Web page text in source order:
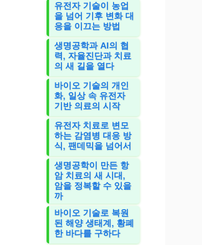
유전자 기술이 농업
을 넘어 기후 변화 대
응을 이끄는 방법
생명공학과 AI의 협
력, 자율진단과 치료
의 새 길을 열다
바이오 기술의 개인
화, 일상 속 유전자
기반 의료의 시작
유전자 치료로 변모
하는 감염병 대응 방
식, 팬데믹을 넘어서
생명공학이 만든 항
암 치료의 새 시대,
암을 정복할 수 있을
까
바이오 기술로 복원
된 해양 생태계, 황폐
한 바다를 구하다